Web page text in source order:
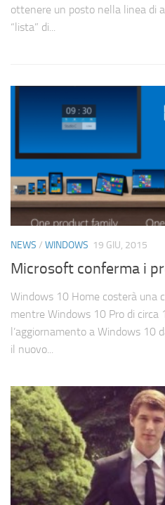
ottenere un posto nella linea di
“lista” di...
NEWS / WINDOWS 19 GIU, 2015
Microsoft conferma i
Windows 10 Home costerà una
mentre Windows 10 Pro di circa
l’aggiornamento a Windows 10
il nuovo...